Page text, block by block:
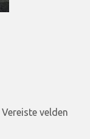
Vereiste velden